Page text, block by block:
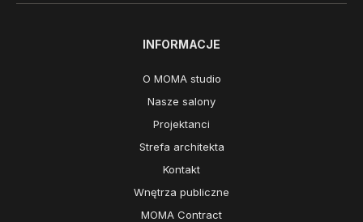
INFORMACJE
O MOMA studio
Nasze salony
Projektanci
Strefa architekta
Kontakt
Wnętrza publiczne
MOMA Contract